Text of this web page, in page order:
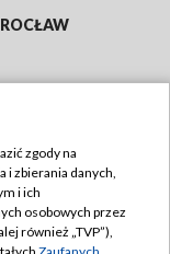
zgody na
i zbierania danych,
i ich
osobowych przez
również „TVP”),